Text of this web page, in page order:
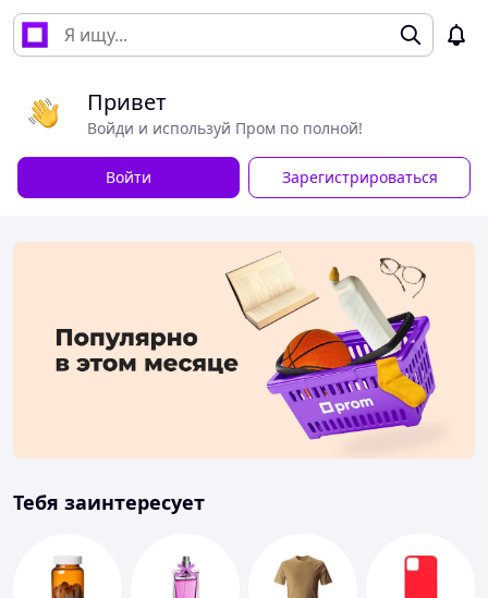
Привет
Войди и используй Пром по полной!
Войти Зарегистрироваться
Тебя заинтересует